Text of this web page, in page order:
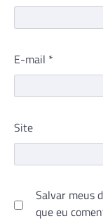
E-mail *
Site
Salvar meus
que eu